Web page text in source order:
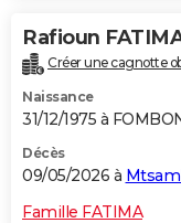
Rafioun
Créer une cagnotte
Naissance
31/12/1975 à
Décès
09/05/2026 à
Famille FATIMA